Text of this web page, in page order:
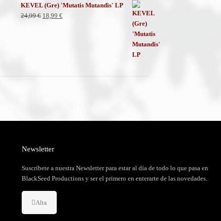
KEVEL (Gre) 'Mutatis Mutandis' LP
24,99€ El
18,99 €El
Newsletter
Suscríbete a nuestra Newsletter para estar al día de todo lo que pasa en
BlackSeed Productions y ser el primero en enterarte de las novedades.
Alta